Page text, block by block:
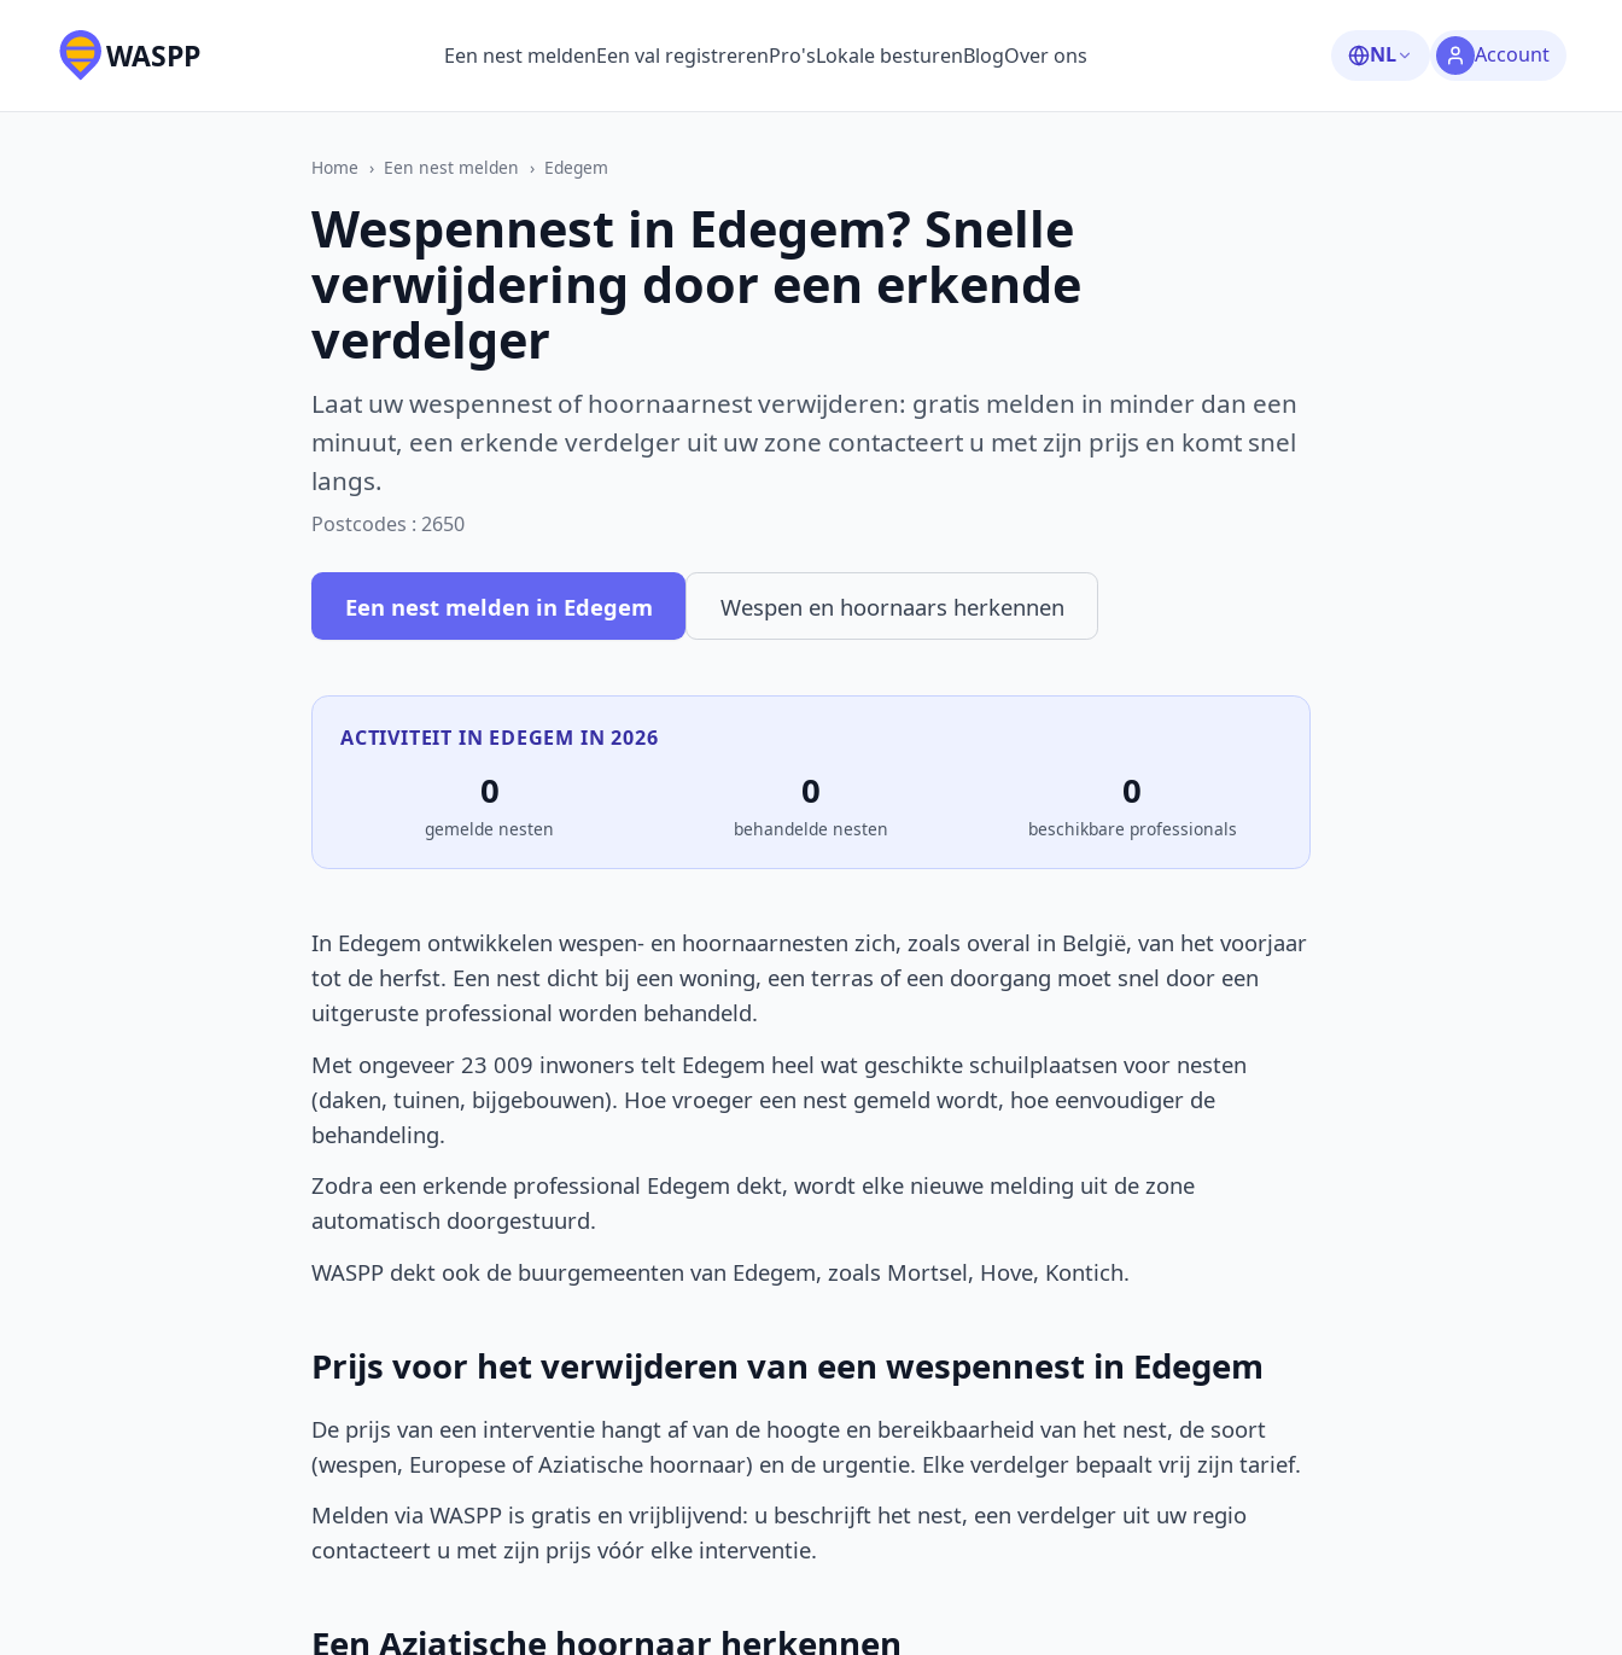
WASPP Een nest meldenEen val registrerenPro'sLokale besturenBlogOver ons NL Account
Home › Een nest melden › Edegem
Wespennest in Edegem? Snelle
verwijdering door een erkende
verdelger
Laat uw wespennest of hoornaarnest verwijderen: gratis melden in minder dan een
minuut, een erkende verdelger uit uw zone contacteert u met zijn prijs en komt snel
langs.
Postcodes : 2650
Een nest melden in Edegem Wespen en hoornaars herkennen
ACTIVITEIT IN EDEGEM IN 2026
0
gemelde nesten
0
behandelde nesten
0
beschikbare professionals
In Edegem ontwikkelen wespen- en hoornaarnesten zich, zoals overal in België, van het voorjaar
tot de herfst. Een nest dicht bij een woning, een terras of een doorgang moet snel door een
uitgeruste professional worden behandeld.
Met ongeveer 23 009 inwoners telt Edegem heel wat geschikte schuilplaatsen voor nesten
(daken, tuinen, bijgebouwen). Hoe vroeger een nest gemeld wordt, hoe eenvoudiger de
behandeling.
Zodra een erkende professional Edegem dekt, wordt elke nieuwe melding uit de zone
automatisch doorgestuurd.
WASPP dekt ook de buurgemeenten van Edegem, zoals Mortsel, Hove, Kontich.
Prijs voor het verwijderen van een wespennest in Edegem
De prijs van een interventie hangt af van de hoogte en bereikbaarheid van het nest, de soort
(wespen, Europese of Aziatische hoornaar) en de urgentie. Elke verdelger bepaalt vrij zijn tarief.
Melden via WASPP is gratis en vrijblijvend: u beschrijft het nest, een verdelger uit uw regio
contacteert u met zijn prijs vóór elke interventie.
Een Aziatische hoornaar herkennen